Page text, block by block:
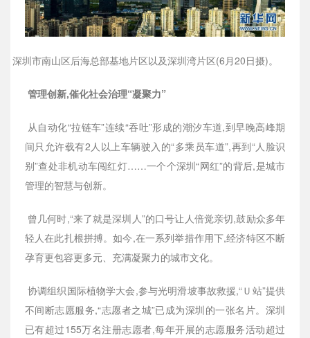
深圳市南山区后海总部基地片区以及深圳湾片区(6月20日摄)。
管理创新,催化社会治理“凝聚力”
从自动化“拉链车”连续“吞吐”形成的潮汐车道,到早晚高峰期
间只允许载有2人以上车辆驶入的“多乘员车道”,再到“人脸识
别”查处非机动车闯红灯……一个个深圳“网红”的背后,是城市
管理的智慧与创新。
曾几何时,“来了就是深圳人”的口号让人倍觉亲切,鼓励众多年
轻人在此扎根拼搏。如今,在一系列举措作用下,经济特区不断
孕育更包容更多元、充满凝聚力的城市文化。
协调组织国际植物学大会,参与光明滑坡事故救援,“Ｕ站”提供
不间断志愿服务,“志愿者之城”已成为深圳的一张名片。深圳
已有超过155万名注册志愿者,每年开展的志愿服务活动超过